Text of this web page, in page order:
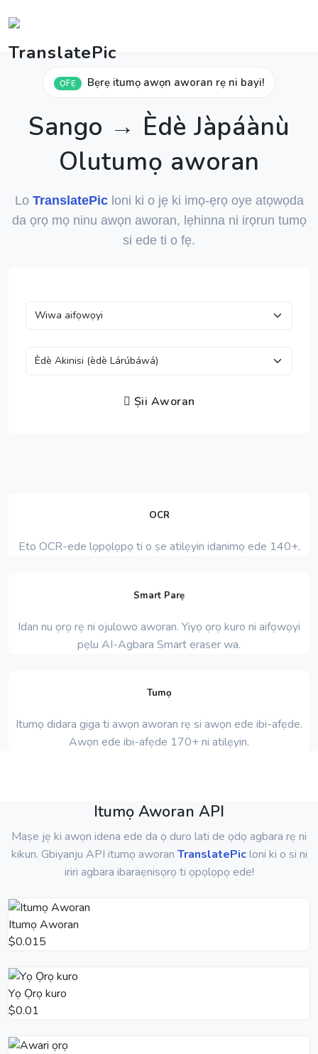
ỌFẸ Bẹrẹ itumọ awọn aworan rẹ ni bayi!
Sango → Èdè Jàpáànù
Olutumọ aworan
Lo TranslatePicloni ki o jẹ ki imọ-ẹrọ oye atọwọda
da ọrọ mọ ninu awọn aworan, lẹhinna ni irọrun tumọ
si ede ti o fẹ.
Ṣii Aworan
OCR
Eto OCR-ede lọpọlọpọ ti o ṣe atilẹyin idanimọ ede 140+.
Smart Parẹ
Idan nu ọrọ rẹ ni ojulowo aworan. Yiyọ ọrọ kuro ni aifọwọyi
pẹlu AI-Agbara Smart eraser wa.
Tumọ
Itumọ didara giga ti awọn aworan rẹ si awọn ede ibi-afẹde.
Awọn ede ibi-afẹde 170+ ni atilẹyin.
Itumọ Aworan API
Maṣe jẹ ki awọn idena ede da ọ duro lati de ọdọ agbara rẹ ni
kikun. Gbiyanju API itumọ aworan TranslatePicloni ki o si ni
iriri agbara ibaraẹnisọrọ ti ọpọlọpọ ede!
Itumọ Aworan
$0.015
Yọ Ọrọ kuro
$0.01